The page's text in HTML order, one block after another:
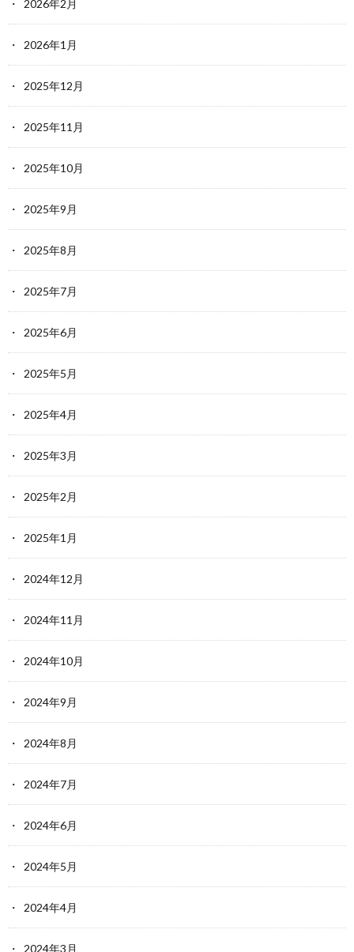
2026年2月
2026年1月
2025年12月
2025年11月
2025年10月
2025年9月
2025年8月
2025年7月
2025年6月
2025年5月
2025年4月
2025年3月
2025年2月
2025年1月
2024年12月
2024年11月
2024年10月
2024年9月
2024年8月
2024年7月
2024年6月
2024年5月
2024年4月
2024年3月